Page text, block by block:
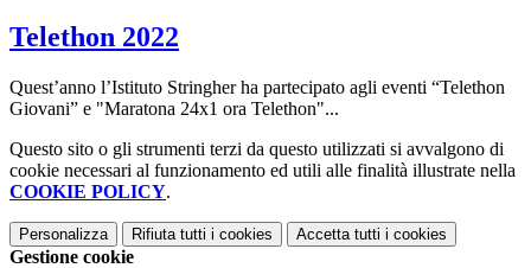
Telethon 2022
Quest’anno l’Istituto Stringher ha partecipato agli eventi “Telethon
Giovani” e "Maratona 24x1 ora Telethon"...
Questo sito o gli strumenti terzi da questo utilizzati si avvalgono di
cookie necessari al funzionamento ed utili alle finalità illustrate nella
COOKIE POLICY.
Personalizza Rifiuta tutti i cookies Accetta tutti i cookies
Gestione cookie